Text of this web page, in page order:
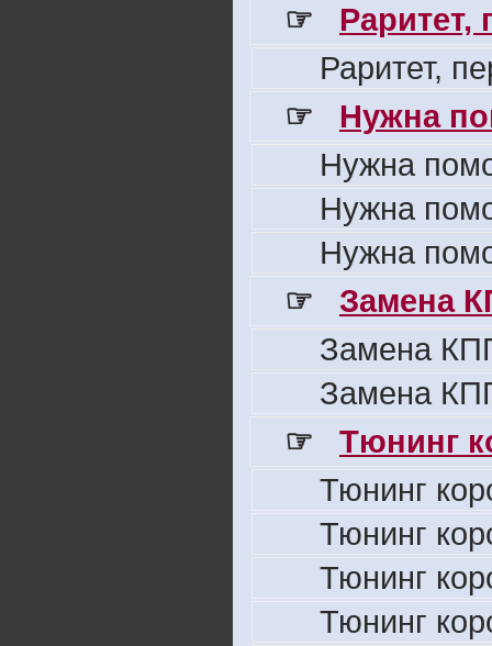
☞
Раритет,
Раритет,
☞
Нужна
Нужна
Нужна
Нужна
☞
Замена
Замена
Замена
☞
Тюнинг
Тюнинг
Тюнинг
Тюнинг
Тюнинг